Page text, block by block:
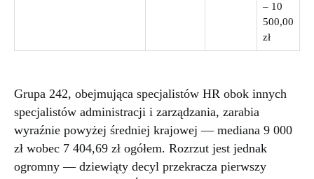
– 10
500,00
zł
Grupa 242, obejmująca specjalistów HR obok innych
specjalistów administracji i zarządzania, zarabia
wyraźnie powyżej średniej krajowej — mediana 9 000
zł wobec 7 404,69 zł ogółem. Rozrzut jest jednak
ogromny — dziewiąty decyl przekracza pierwszy